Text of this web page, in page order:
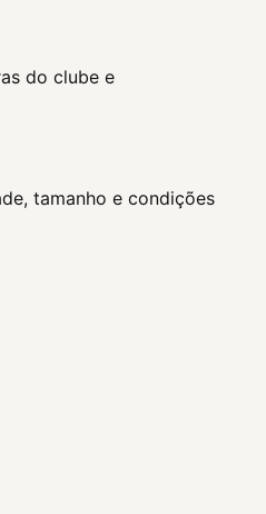
do clube e
tamanho e condições